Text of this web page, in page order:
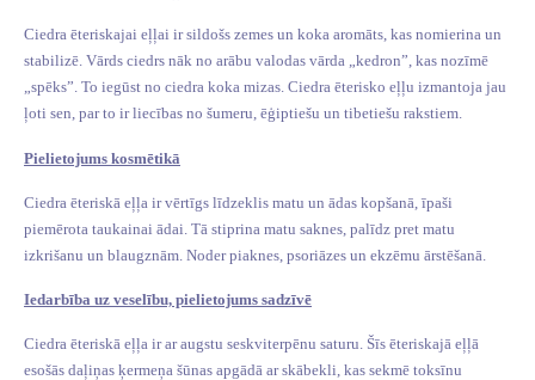
Ciedra ēteriskajai eļļai ir sildošs zemes un koka aromāts, kas nomierina un
stabilizē. Vārds ciedrs nāk no arābu valodas vārda „kedron”, kas nozīmē
„spēks”. To iegūst no ciedra koka mizas. Ciedra ēterisko eļļu izmantoja jau
ļoti sen, par to ir liecības no šumeru, ēģiptiešu un tibetiešu rakstiem.
Pielietojums kosmētikā
Ciedra ēteriskā eļļa ir vērtīgs līdzeklis matu un ādas kopšanā, īpaši
piemērota taukainai ādai. Tā stiprina matu saknes, palīdz pret matu
izkrišanu un blaugznām. Noder piaknes, psoriāzes un ekzēmu ārstēšanā.
Iedarbība uz veselību, pielietojums sadzīvē
Ciedra ēteriskā eļļa ir ar augstu seskviterpēnu saturu. Šīs ēteriskajā eļļā
esošās daļiņas ķermeņa šūnas apgādā ar skābekli, kas sekmē toksīnu